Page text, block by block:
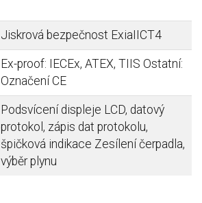
Jiskrová bezpečnost ExiaIICT4
Ex-proof: IECEx, ATEX, TIIS Ostatní:
Označení CE
Podsvícení displeje LCD, datový
protokol, zápis dat protokolu,
špičková indikace Zesílení čerpadla,
výběr plynu